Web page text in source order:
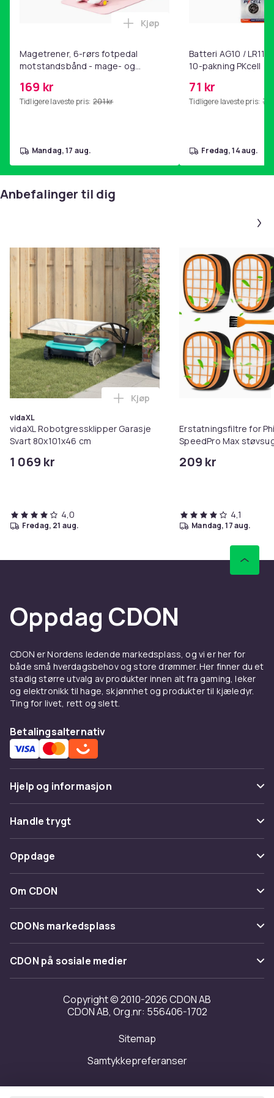
Haba Trading B.V.
Mary Kingsleystraat 1 5928SK Venlo The Netherlands
Farge
81a485f0-a7b9-4dcc-9d62-bae43c391f9d
Produktsikkerhetsinformasjon
Magetrener, 6-rørs fotpedal
motstandsbånd - mage- og
hjemmegymnastikk Pink
169 kr
Tidligere laveste pris: 201 kr
Legg Magetrener, 6-rørs
Kjøp
mandag, 17 aug.
Batteri AG10 /
10-pakning PKcell
71 kr
Tidligere laveste pris: 76
fredag, 14 aug.
Anbefalinger til dig
vidaXL
vidaXL Robotgressklipper Garasje
Svart 80x101x46 cm
1 069 kr
Legg vidaXL Robotgressklipper
Kjøp
4,0
fredag, 21 aug.
Erstatningsfiltre for
SpeedPro Max
209 kr
4,1
mandag, 17 aug.
Oppdag CDON
CDON er Nordens ledende markedsplass, og vi er her for
både små hverdagsbehov og store drømmer. Her finner du et
stadig større utvalg av produkter innen alt fra gaming, leker
og elektronikk til hage, skjønnhet og produkter til kjæledyr.
Ting for livet, rett og slett.
Betalingsalternativ
Hjelp og informasjon
Vanlige spørsmål
Spor pakke
Angre & returner her
Kontakt oss
Handle trygt
Betaling
Levering
Tilbakekallinger
Oppdage
Kategorier
Varemerker
Om CDON
Om oss
Kundeanmeldelser
Jobbe på CDON
Investor relations
Tilgjengelighet
CDONs markedsplass
Merchant Help Center
CDON på sosiale medier
Copyright © 2010-2026 CDON AB
CDON AB, Org.nr: 556406-1702
Sitemap
Samtykkepreferanser